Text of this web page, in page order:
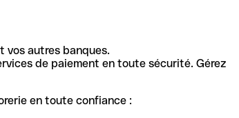
vos autres banques.
de paiement en toute sécurité. Gérez
en toute confiance :